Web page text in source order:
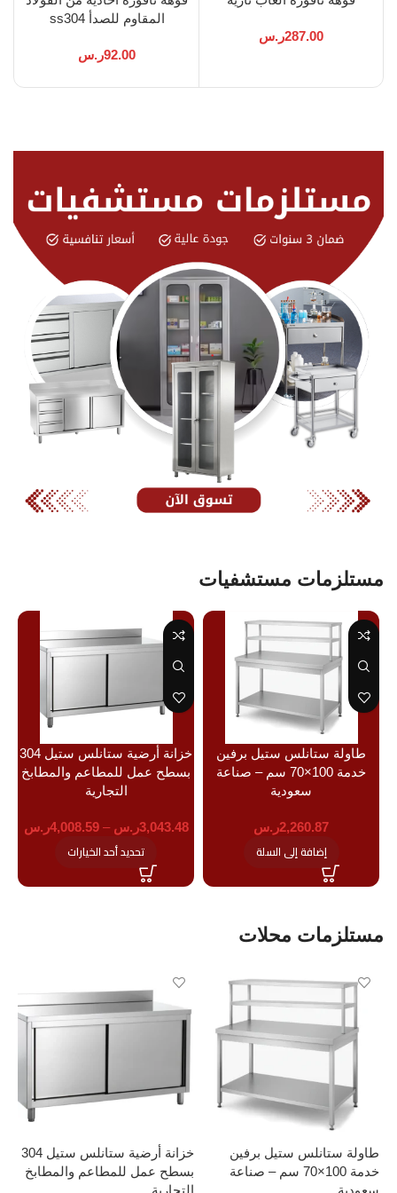
287.00ر.س
المقاوم للصدأ ss304
92.00ر.س
مستلزمات مستشفيات
طاولة ستانلس ستيل برفين
خدمة 100×70 سم – صناعة
سعودية
2,260.87ر.س
إضافة إلى السلة
خزانة أرضية ستانلس ستيل 304
بسطح عمل للمطاعم والمطابخ
التجارية
3,043.48ر.س –
4,008.59ر.س
تحديد أحد الخيارات
مستلزمات محلات
طاولة ستانلس ستيل برفين
خدمة 100×70 سم – صناعة
خزانة أرضية ستانلس ستيل 304
بسطح عمل للمطاعم والمطابخ